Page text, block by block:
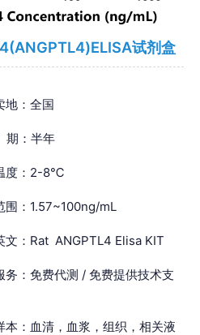
试剂盒
地：全国
：半年
度：2-8℃
围：1.57~100ng/mL
文：Rat ANGPTL4 Elisa KIT
务：免费代测 / 免费提供技术支
本：血清，血浆，组织，相关液